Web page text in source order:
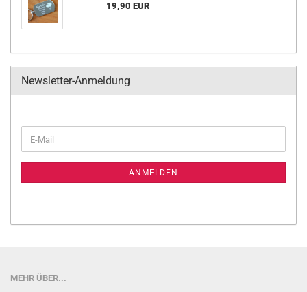
19,90 EUR
Newsletter-Anmeldung
ZUR
E-
Mail
ANMELDEN
MEHR ÜBER...